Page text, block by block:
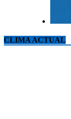
CLIMA ACTUAL